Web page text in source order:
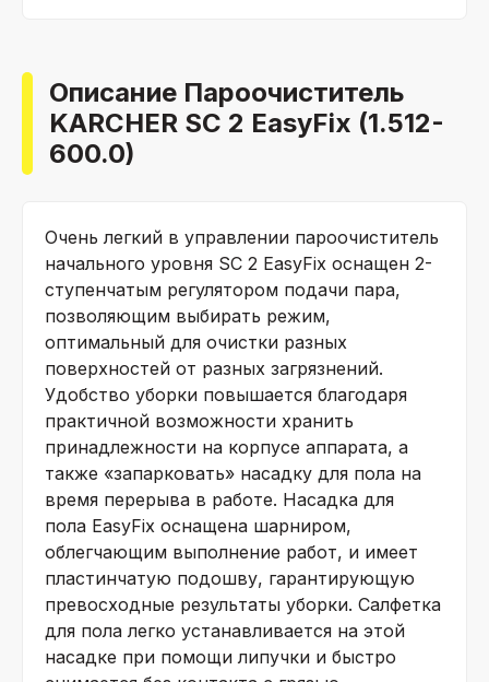
Описание Пароочиститель
KARCHER SC 2 EasyFix (1.512-
600.0)
Очень легкий в управлении пароочиститель
начального уровня SC 2 EasyFix оснащен 2-
ступенчатым регулятором подачи пара,
позволяющим выбирать режим,
оптимальный для очистки разных
поверхностей от разных загрязнений.
Удобство уборки повышается благодаря
практичной возможности хранить
принадлежности на корпусе аппарата, а
также «запарковать» насадку для пола на
время перерыва в работе. Насадка для
пола EasyFix оснащена шарниром,
облегчающим выполнение работ, и имеет
пластинчатую подошву, гарантирующую
превосходные результаты уборки. Салфетка
для пола легко устанавливается на этой
насадке при помощи липучки и быстро